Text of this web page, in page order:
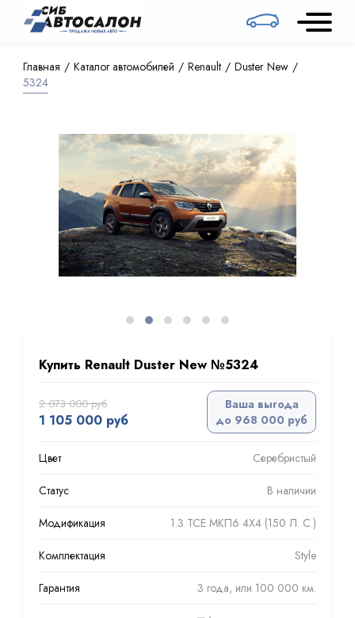
Главная Каталог автомобилей Renault
Duster New
5324
Купить Renault Duster New №5324
2 073 000 руб
1 105 000 руб
Ваша выгода
до 968 000 руб
Цвет Серебристый
Статус В наличии
Модификация 1.3 TCE МКП6 4Х4 (150 Л. С.)
Комплектация Style
Гарантия 3 года, или 100 000 км.